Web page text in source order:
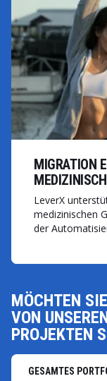
MIGRATION
LeverX
medizinischen
der
MÖCHTEN
VON
PROJEKTEN
GESAMTES